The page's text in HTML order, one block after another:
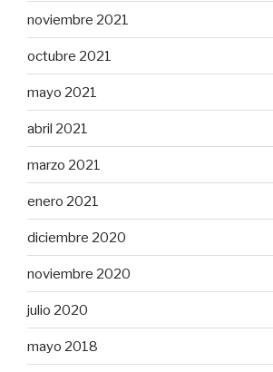
noviembre 2021
octubre 2021
mayo 2021
abril 2021
marzo 2021
enero 2021
diciembre 2020
noviembre 2020
julio 2020
mayo 2018